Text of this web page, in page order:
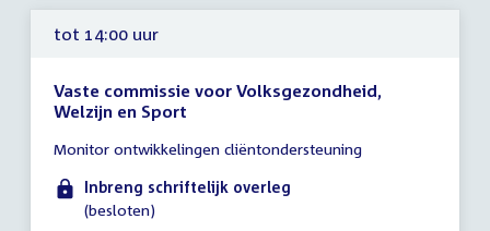
tot 14:00 uur
Vaste commissie voor Volksgezondheid,
Welzijn en Sport
vergadering
tot
14:00
Monitor ontwikkelingen cliëntondersteuning
Inbreng schriftelijk overleg
(besloten)